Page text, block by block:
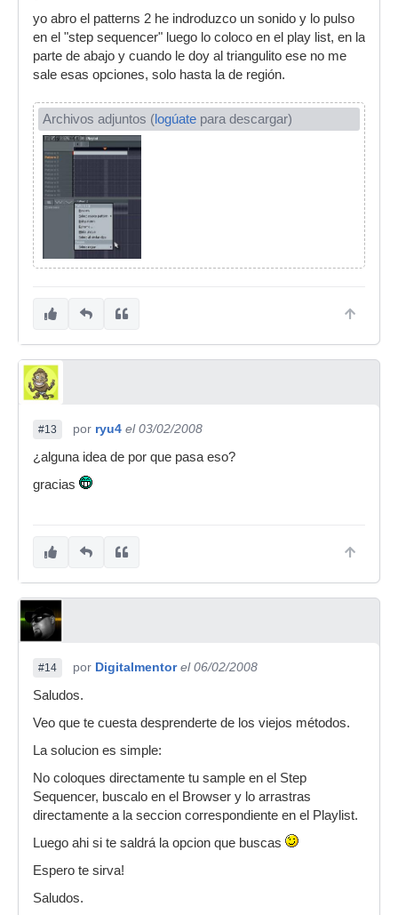
yo abro el patterns 2 he indroduzco un sonido y lo pulso
en el "step sequencer" luego lo coloco en el play list, en la
parte de abajo y cuando le doy al triangulito ese no me
sale esas opciones, solo hasta la de región.
Archivos adjuntos (logúate para descargar)
#13 por ryu4 el 03/02/2008
¿alguna idea de por que pasa eso?
gracias
#14 por Digitalmentor el 06/02/2008
Saludos.
Veo que te cuesta desprenderte de los viejos métodos.
La solucion es simple:
No coloques directamente tu sample en el Step
Sequencer, buscalo en el Browser y lo arrastras
directamente a la seccion correspondiente en el Playlist.
Luego ahi si te saldrá la opcion que buscas
Espero te sirva!
Saludos.